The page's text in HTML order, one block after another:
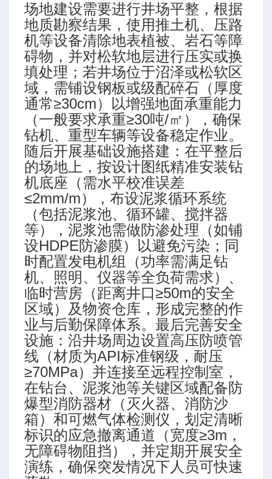
场地建设需要进行井场平整，根据
地质勘察结果，使用推土机、压路
机等设备清除地表植被、岩石等障
碍物，并对松软地层进行压实或换
填处理；若井场位于沼泽或松软区
域，需铺设钢板或级配碎石（厚度
通常≥30cm）以增强地面承重能力
（一般要求承重≥30吨/㎡），确保
钻机、重型车辆等设备稳定作业。
随后开展基础设施搭建：在平整后
的场地上，按设计图纸精准安装钻
机底座（需水平校准误差
≤2mm/m），布设泥浆循环系统
（包括泥浆池、循环罐、搅拌器
等），泥浆池需做防渗处理（如铺
设HDPE防渗膜）以避免污染；同
时配置发电机组（功率需满足钻
机、照明、仪器等全负荷需求）、
临时营房（距离井口≥50m的安全
区域）及物资仓库，形成完整的作
业与后勤保障体系。最后完善安全
设施：沿井场周边设置高压防喷管
线（材质为API标准钢级，耐压
≥70MPa）并连接至远程控制室，
在钻台、泥浆池等关键区域配备防
爆型消防器材（灭火器、消防沙
箱）和可燃气体检测仪，划定清晰
标识的应急撤离通道（宽度≥3m，
无障碍物阻挡），并定期开展安全
演练，确保突发情况下人员可快速